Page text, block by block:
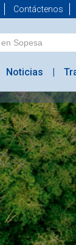
Contáctenos
Noticias